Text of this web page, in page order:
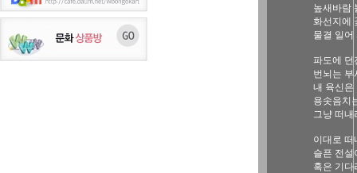
높새바람
화선지에
물결 일어
파도에
번뇌는 부
내 육신은
용솟음치
그냥 떠내
이대로
슬픈 전
혹은 기